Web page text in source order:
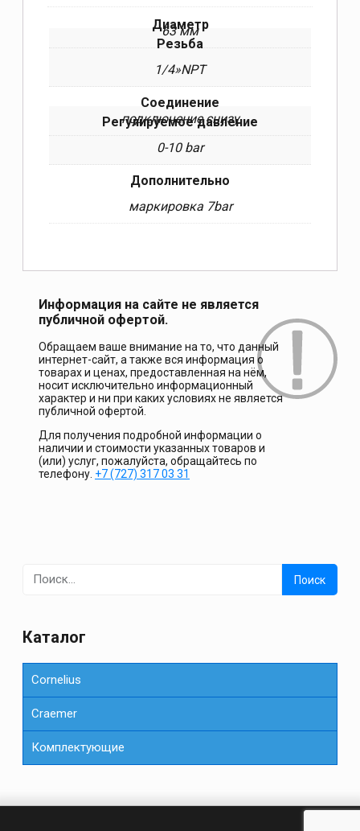
Диаметр
63 мм
Резьба
1/4»NPT
Соединение
подключение снизу
Регулируемое давление
0-10 bar
Дополнительно
маркировка 7bar
Информация на сайте не является
публичной офертой.
Обращаем ваше внимание на то, что данный
интернет-сайт, а также вся информация о
товарах и ценах, предоставленная на нём,
носит исключительно информационный
характер и ни при каких условиях не является
публичной офертой.
Для получения подробной информации о
наличии и стоимости указанных товаров и
(или) услуг, пожалуйста, обращайтесь по
телефону. +7 (727) 317 03 31
Найти:
Каталог
Cornelius
Сraemer
Комплектующие